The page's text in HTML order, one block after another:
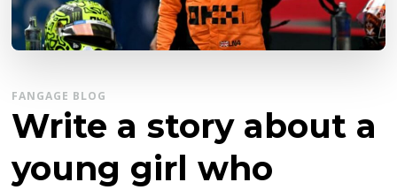
FANGAGE BLOG
Write a story about a
young girl who